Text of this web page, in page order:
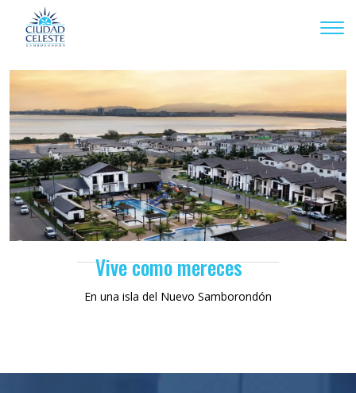
Vive como mereces
En una isla del Nuevo Samborondón